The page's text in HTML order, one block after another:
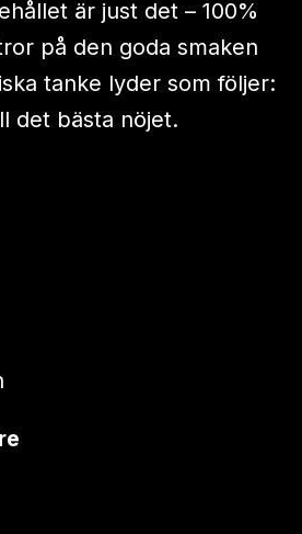
är just det – 100%
på den goda smaken
tanke lyder som följer:
det bästa nöjet.